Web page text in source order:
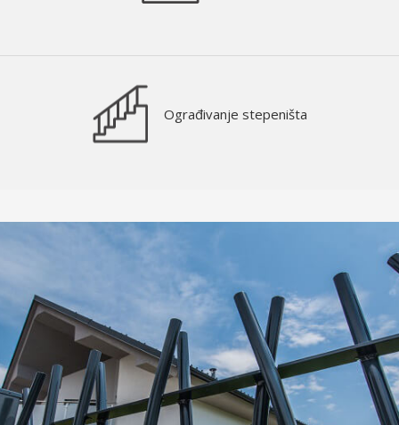
Ograđivanje stepeništa